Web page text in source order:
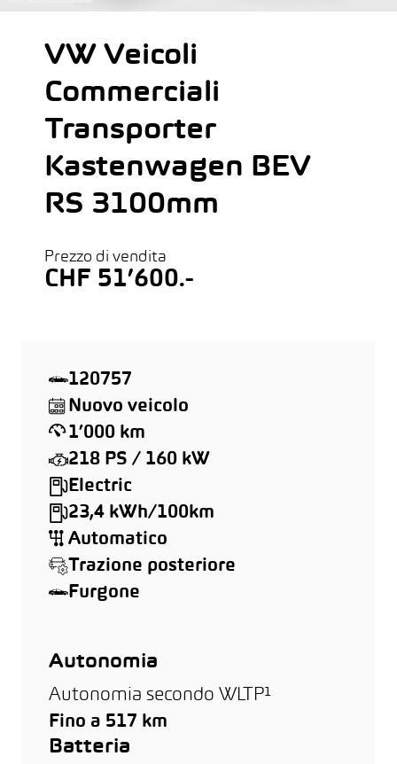
VW Veicoli
Commerciali
Transporter
Kastenwagen BEV
RS 3100mm
Prezzo di vendita
CHF 51’600.-
120757
Nuovo veicolo
1’000 km
218 PS / 160 kW
Electric
23,4 kWh/100km
Automatico
Trazione posteriore
Furgone
Autonomia
Autonomia secondo WLTP¹
Fino a 517 km
Batteria